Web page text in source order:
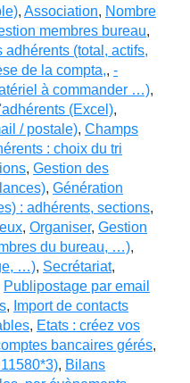
, Association, Nombre
membres bureau,
adhérents (total, actifs,
de la compta,, -
à commander …),
(Excel),
/ postale), Champs
: choix du tri
, Gestion des
, Génération
: adhérents, sections,
, Organiser, Gestion
du bureau, …),
…), Secrétariat,
Publipostage par email
, Import de contacts
, Etats : créez vos
bancaires gérés,
, Bilans